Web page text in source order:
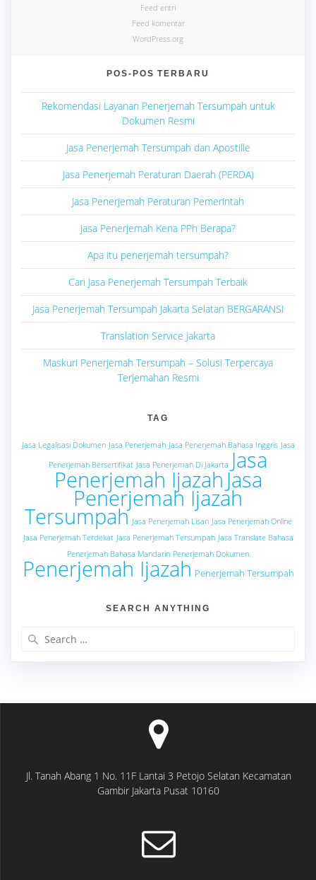
Feed entri
Feed komentar
WordPress.org
POS-POS TERBARU
Rekomendasi Layanan Penerjemah Tersumpah untuk
Dokumen Resmi
Jasa Penerjemah Tersumpah dan Apostille
Jasa Penerjemah Peraturan Daerah (PERDA)
Jasa Penerjemah Peraturan Pemerintah
Jasa Penerjemah Kena PPh Berapa?
Apa itu penerjemah tersumpah?
Cari Jasa Penerjemah Tersumpah Terbaik
Jasa Penerjemah Tersumpah Jakarta Selatan BERGARANSI
Translation Service Jakarta
Maskuri Penerjemah Tersumpah – Solusi Terpercaya
Terjemahan Resmi
TAG
Jasa Legalisasi Dokumen Jasa Penerjemah Jasa Penerjemah Bahasa Inggris Jasa
Penerjemah Bersertifikat Jasa Penerjemah Di Jakarta Jasa
Penerjemah Ijazah Jasa
Penerjemah Ijazah
Tersumpah Jasa Penerjemah Lisan Jasa Penerjemah Online
Jasa Penerjemah Terdekat Jasa Penerjemah Tersumpah Jasa Translate Bahasa
Penerjemah Bahasa Mandarin Penerjemah Dokumen
Penerjemah Ijazah Penerjemah Tersumpah
SEARCH ANYTHING
Jl. Tanah Abang 1 No. 11F Lantai 3 Petojo Selatan Kecamatan
Gambir Jakarta Pusat 10160